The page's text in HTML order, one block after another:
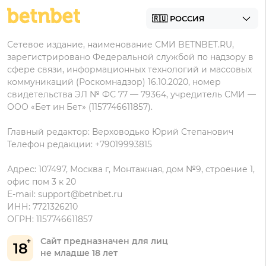
БК для ставок с мобильного
Фонбет на Андроид
Олимп на Андроид
Пользовательское соглашение
данных
18
Сайт предназначен для лиц
не младше 18 лет
Сетевое издание, наименование СМИ BETNBET.RU,
зарегистрировано Федеральной службой по надзору в
сфере связи, информационных технологий и массовых
коммуникаций (Роскомнадзор) 16.10.2020, номер
свидетельства ЭЛ № ФС 77 — 79364, учредитель СМИ —
ООО «Бет ин Бет» (1157746611857).
Главный редактор: Верховодько Юрий Степанович
Телефон редакции: +79019993815
Адрес: 107497, Москва г, Монтажная, дом №9, строение 1,
офис пом 3 к 20
E-mail: support@betnbet.ru
ИНН: 7721326210
ОГРН: 1157746611857